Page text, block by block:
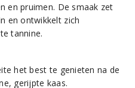
en pruimen. De smaak zet
en ontwikkelt zich
tannine.
het best te genieten na de
gerijpte kaas.